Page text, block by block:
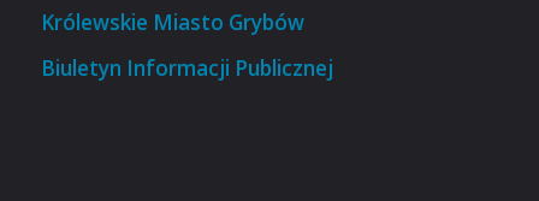
Królewskie Miasto Grybów
Biuletyn Informacji Publicznej